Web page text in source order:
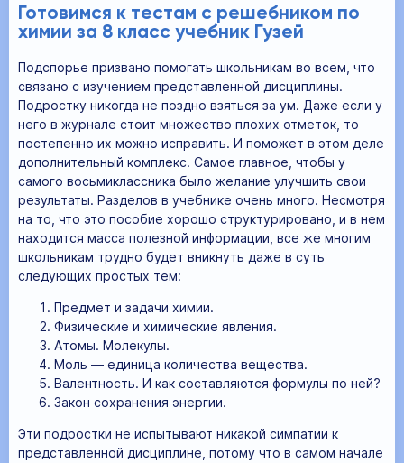
Готовимся к тестам с решебником по
химии за 8 класс учебник Гузей
Подспорье призвано помогать школьникам во всем, что
связано с изучением представленной дисциплины.
Подростку никогда не поздно взяться за ум. Даже если у
него в журнале стоит множество плохих отметок, то
постепенно их можно исправить. И поможет в этом деле
дополнительный комплекс. Самое главное, чтобы у
самого восьмиклассника было желание улучшить свои
результаты. Разделов в учебнике очень много. Несмотря
на то, что это пособие хорошо структурировано, и в нем
находится масса полезной информации, все же многим
школьникам трудно будет вникнуть даже в суть
следующих простых тем:
Предмет и задачи химии.
Физические и химические явления.
Атомы. Молекулы.
Моль — единица количества вещества.
Валентность. И как составляются формулы по ней?
Закон сохранения энергии.
Эти подростки не испытывают никакой симпатии к
представленной дисциплине, потому что в самом начале